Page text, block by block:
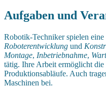
Aufgaben und
Robotik-Techniker spielen
Roboterentwicklung und
Montage, Inbetriebnahme,
tätig. Ihre Arbeit ermöglicht die
Produktionsabläufe. Auch
Maschinen bei.